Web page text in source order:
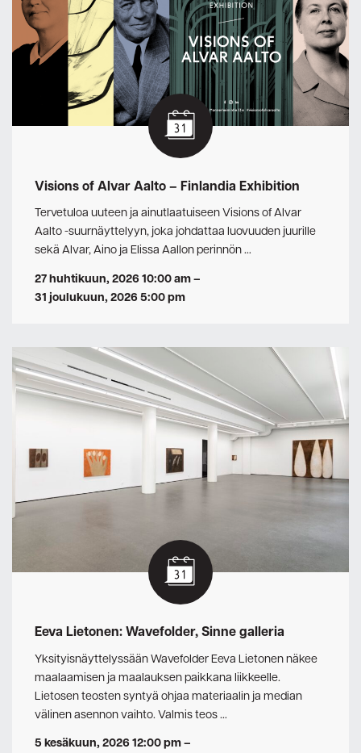
Visions of Alvar Aalto – Finlandia Exhibition
Tervetuloa uuteen ja ainutlaatuiseen Visions of Alvar
Aalto -suurnäyttelyyn, joka johdattaa luovuuden juurille
sekä Alvar, Aino ja Elissa Aallon perinnön …
27 huhtikuun, 2026 10:00 am–
31 joulukuun, 2026 5:00 pm
Eeva Lietonen: Wavefolder, Sinne galleria
Yksityisnäyttelyssään Wavefolder Eeva Lietonen näkee
maalaamisen ja maalauksen paikkana liikkeelle.
Lietosen teosten syntyä ohjaa materiaalin ja median
välinen asennon vaihto. Valmis teos …
5 kesäkuun, 2026 12:00 pm–